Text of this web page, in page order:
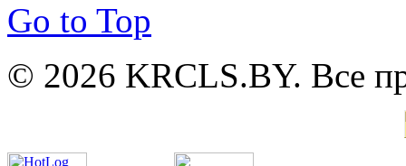
Go to Top
© 2026 KRCLS.BY. Все